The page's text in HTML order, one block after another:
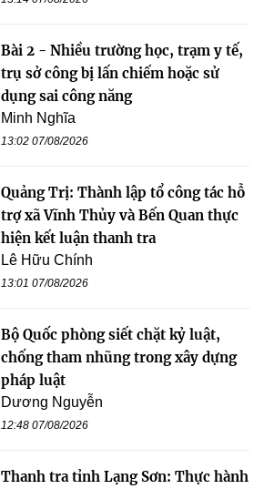
Bài 2 - Nhiều trường học, trạm y tế,
trụ sở công bị lấn chiếm hoặc sử
dụng sai công năng
Minh Nghĩa
13:02 07/08/2026
Quảng Trị: Thành lập tổ công tác hỗ
trợ xã Vĩnh Thủy và Bến Quan thực
hiện kết luận thanh tra
Lê Hữu Chính
13:01 07/08/2026
Bộ Quốc phòng siết chặt kỷ luật,
chống tham nhũng trong xây dựng
pháp luật
Dương Nguyễn
12:48 07/08/2026
Thanh tra tỉnh Lạng Sơn: Thực hành